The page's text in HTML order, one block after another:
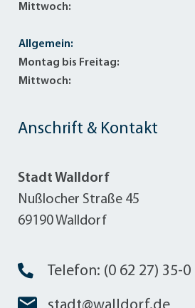
Anschrift & Kontakt
Stadt Walldorf
Nußlocher Straße 45
69190 Walldorf
Telefon: (0 62 27) 35-0
Mittwoch:
Allgemein:
Montag bis Freitag:
Mittwoch: